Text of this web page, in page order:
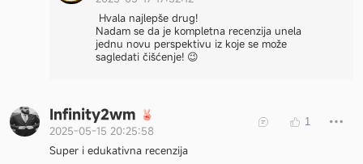
Hvala najlepše drug!
Nadam se da je kompletna recenzija unela
jednu novu perspektivu iz koje se može
sagledati čišćenje! 😉
Infinity2wm
2025-05-15 20:25:58
1
Super i edukativna recenzija